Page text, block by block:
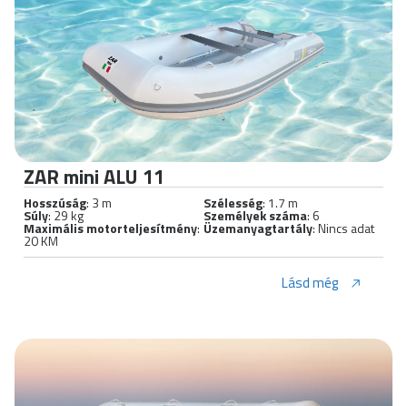
ZAR mini ALU 11
Hosszúság: 3 m Szélesség: 1.7 m
Súly: 29 kg Személyek száma: 6
Maximális motorteljesítmény:
20 KM
Üzemanyagtartály: Nincs adat
Lásd még